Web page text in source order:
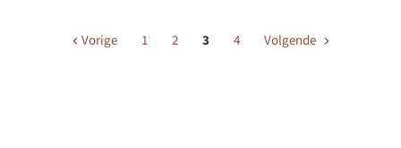
Vorige 1 2 3 4 Volgende